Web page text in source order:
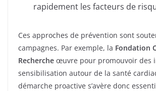
rapidement les facteurs de
Ces approches de prévention sont
campagnes. Par exemple, la Fondation
Recherche œuvre pour promouvoir des
sensibilisation autour de la santé
démarche proactive s’avère donc